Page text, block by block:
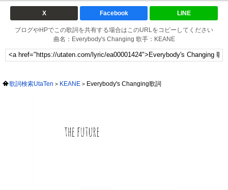
X Facebook LINE
ブログやHPでこの歌詞を共有する場合はこのURLをコピーしてください
曲名：Everybody's Changing 歌手：KEANE
歌詞検索UtaTen KEANE Everybody's Changing歌詞